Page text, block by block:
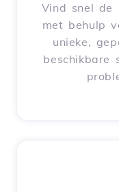
Vind snel de
met behulp
unieke,
beschikbare